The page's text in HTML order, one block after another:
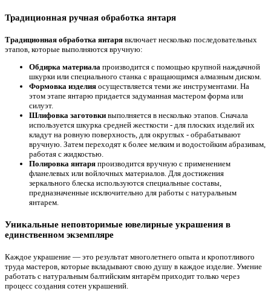
Традиционная ручная обработка янтаря
Традиционная обработка янтаря включает несколько последовательных
этапов, которые выполняются вручную:
Обдирка материала производится с помощью крупной наждачной
шкурки или специального станка с вращающимся алмазным диском.
Формовка изделия осуществляется теми же инструментами. На
этом этапе янтарю придается задуманная мастером форма или
силуэт.
Шлифовка заготовки выполняется в несколько этапов. Сначала
используется шкурка средней жесткости - для плоских изделий их
кладут на ровную поверхность, для округлых - обрабатывают
вручную. Затем переходят к более мелким и водостойким абразивам,
работая с жидкостью.
Полировка янтаря производится вручную с применением
фланелевых или войлочных материалов. Для достижения
зеркального блеска используются специальные составы,
предназначенные исключительно для работы с натуральным
янтарем.
Уникальные неповторимые ювелирные украшения в
единственном экземпляре
Каждое украшение — это результат многолетнего опыта и кропотливого
труда мастеров, которые вкладывают свою душу в каждое изделие. Умение
работать с натуральным балтийским янтарём приходит только через
процесс создания сотен украшений.